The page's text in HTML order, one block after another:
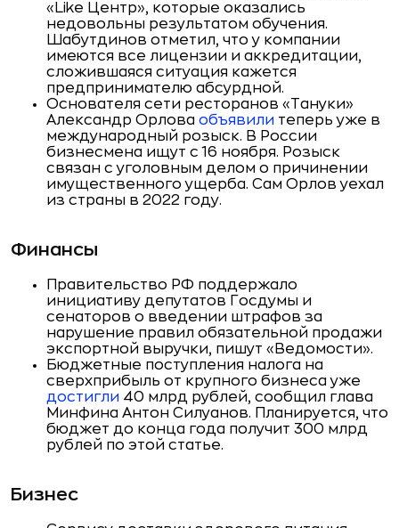
«Like Центр», которые оказались
недовольны результатом обучения.
Шабутдинов отметил, что у компании
имеются все лицензии и аккредитации,
сложившаяся ситуация кажется
предпринимателю абсурдной.
Основателя сети ресторанов «Тануки»
Александр Орлова объявили теперь уже в
международный розыск. В России
бизнесмена ищут с 16 ноября. Розыск
связан с уголовным делом о причинении
имущественного ущерба. Сам Орлов уехал
из страны в 2022 году.
Финансы
Правительство РФ поддержало
инициативу депутатов Госдумы и
сенаторов о введении штрафов за
нарушение правил обязательной продажи
экспортной выручки, пишут «Ведомости».
Бюджетные поступления налога на
сверхприбыль от крупного бизнеса уже
достигли 40 млрд рублей, сообщил глава
Минфина Антон Силуанов. Планируется, что
бюджет до конца года получит 300 млрд
рублей по этой статье.
Бизнес